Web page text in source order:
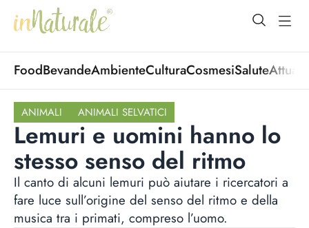
open
FoodBevandeAmbienteCulturaCosmesiSalute
ANIMALI ANIMALI SELVATICI
Lemuri e uomini hanno lo
stesso senso del ritmo
Il canto di alcuni lemuri può aiutare i ricercatori a
fare luce sull’origine del senso del ritmo e della
musica tra i primati, compreso l’uomo.